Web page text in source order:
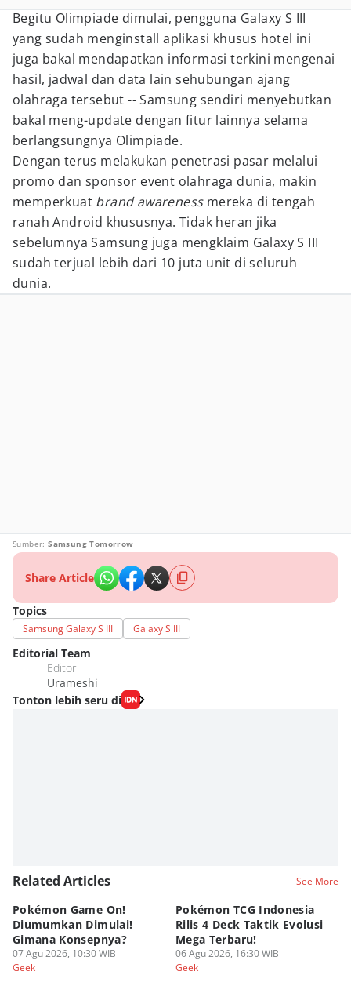
Begitu Olimpiade dimulai, pengguna Galaxy S III
yang sudah menginstall aplikasi khusus hotel ini
juga bakal mendapatkan informasi terkini mengenai
hasil, jadwal dan data lain sehubungan ajang
olahraga tersebut -- Samsung sendiri menyebutkan
bakal meng-update dengan fitur lainnya selama
berlangsungnya Olimpiade.
Dengan terus melakukan penetrasi pasar melalui
promo dan sponsor event olahraga dunia, makin
memperkuat brand awarenessmereka di tengah
ranah Android khususnya. Tidak heran jika
sebelumnya Samsung juga mengklaim Galaxy S III
sudah terjual lebih dari 10 juta unit di seluruh
dunia.
Sumber:Samsung Tomorrow
Share Article
Topics
Samsung Galaxy S III Galaxy S III
Editorial Team
Editor
Urameshi
Tonton lebih seru di
Related Articles See More
Pokémon Game On!
Diumumkan Dimulai!
Gimana Konsepnya?
07 Agu 2026, 10:30 WIB
Geek
Pokémon TCG Indonesia
Rilis 4 Deck Taktik Evolusi
Mega Terbaru!
06 Agu 2026, 16:30 WIB
Geek